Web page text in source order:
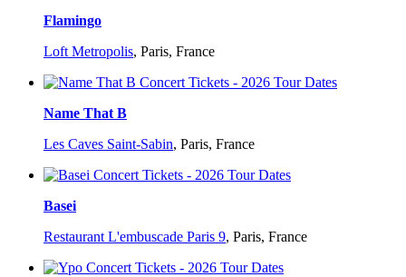
Flamingo
Loft Metropolis, Paris, France
Name That B
Les Caves Saint-Sabin, Paris, France
Basei
Restaurant L'embuscade Paris 9, Paris, France